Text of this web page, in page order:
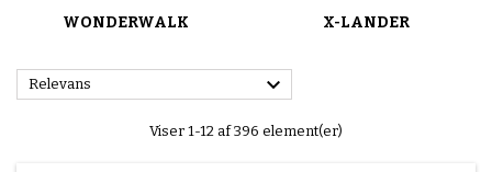
WONDERWALK X-LANDER
Relevans 
Viser 1-12 af 396 element(er)